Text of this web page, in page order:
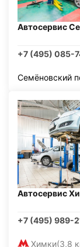
Автосервис
+7 (495) 085-
Семёновский
Автосервис
+7 (495) 989-
Химки(3,8